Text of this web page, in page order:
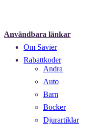
Användbara länkar
Om Savier
Rabattkoder
Andra
Auto
Barn
Bocker
Djurartiklar